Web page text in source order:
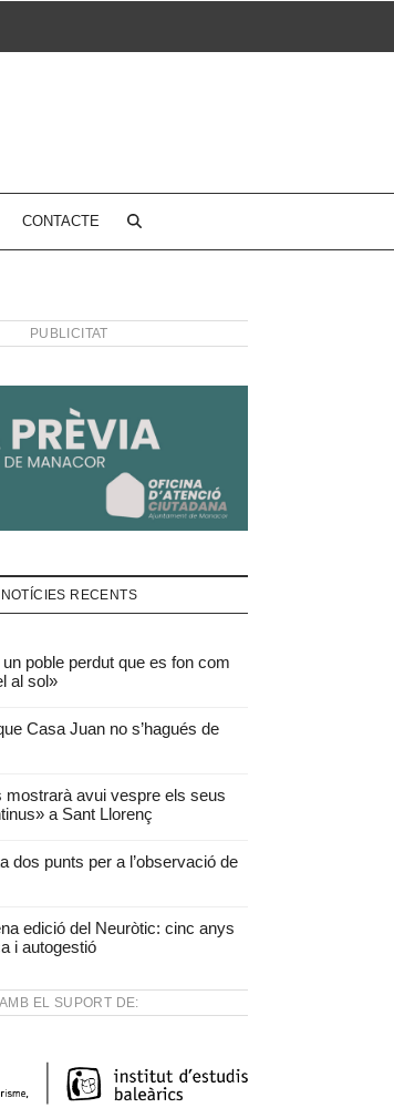
CONTACTE
PUBLICITAT
NOTÍCIES RECENTS
poble perdut que es fon com
al sol»
Casa Juan no s’hagués de
mostrarà avui vespre els seus
a Sant Llorenç
dos punts per a l’observació de
edició del Neuròtic: cinc anys
i autogestió
AMB EL SUPORT DE: